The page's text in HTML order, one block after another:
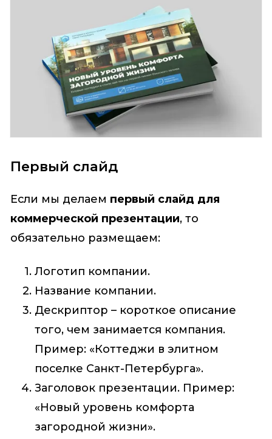
Первый слайд
Если мы делаем первый слайд для
коммерческой презентации, то
обязательно размещаем:
Логотип компании.
Название компании.
Дескриптор – короткое описание
того, чем занимается компания.
Пример: «Коттеджи в элитном
поселке Санкт-Петербурга».
Заголовок презентации. Пример:
«Новый уровень комфорта
загородной жизни».